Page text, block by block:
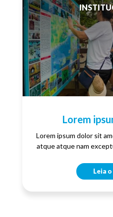
Lorem
Lorem ipsum dolor sit
atque atque nam
Leia